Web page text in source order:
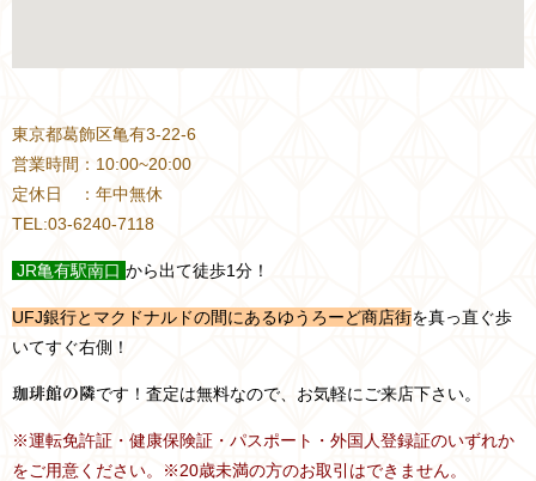
東京都葛飾区亀有3-22-6
営業時間：10:00~20:00
定休日 ：年中無休
TEL:03-6240-7118
JR亀有駅南口 から出て徒歩1分！
UFJ銀行とマクドナルドの間にあるゆうろーど商店街を真っ直ぐ歩
いてすぐ右側！
珈琲館の隣です！査定は無料なので、お気軽にご来店下さい。
※運転免許証・健康保険証・パスポート・外国人登録証のいずれか
をご用意ください。※20歳未満の方のお取引はできません。